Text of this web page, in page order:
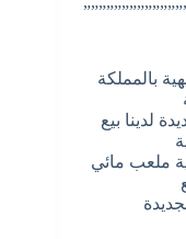
بالمملكة
لدينا بيع
ملعب مائي